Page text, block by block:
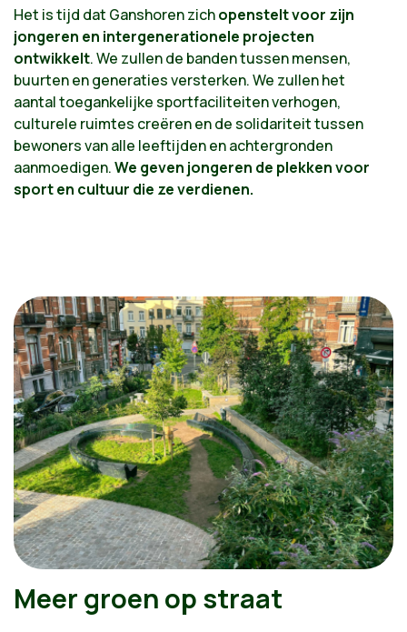
Het is tijd dat Ganshoren zichopenstelt voor zijn
jongeren en intergenerationele projecten
ontwikkelt. We zullen de banden tussen mensen,
buurten en generaties versterken. We zullen het
aantal toegankelijke sportfaciliteiten verhogen,
culturele ruimtes creëren en de solidariteit tussen
bewoners van alle leeftijden en achtergronden
aanmoedigen.We geven jongeren de plekken voor
sport en cultuur die ze verdienen.
Meer groen op straat